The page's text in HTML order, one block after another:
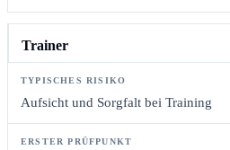
Trainer
Aufsicht und Sorgfalt bei Training